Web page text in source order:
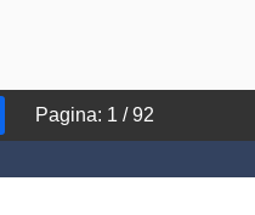
Pagina: 1 /92